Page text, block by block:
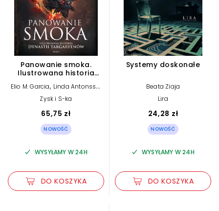
Panowanie smoka.
Ilustrowana historia
Tom 1
Elio M. Garcia, Linda Antonsso
George R.R. Martin
Zysk i S-ka
65,75 zł
NOWOŚĆ
WYSYŁAMY W 24H
DO KOSZYKA
Systemy doskonałe
Beata Ziaja
Lira
24,28 zł
NOWOŚĆ
WYSYŁAMY W 24H
DO KOSZYKA